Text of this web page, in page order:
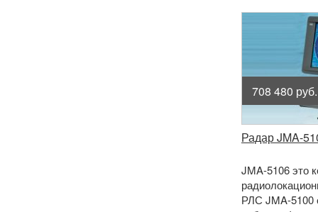
708 480 руб.
Радар JMA-
JMA-5106 это
РЛС JMA-5100